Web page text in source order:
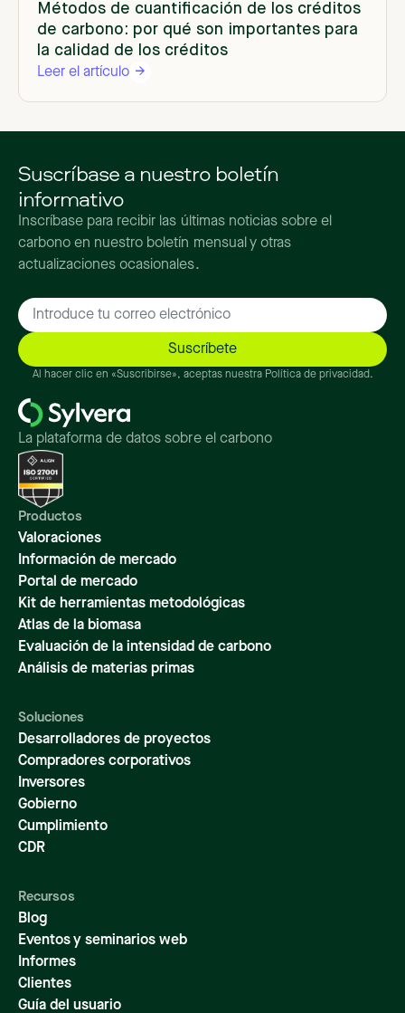
Métodos de cuantificación de los créditos
de carbono: por qué son importantes para
la calidad de los créditos
Leer el artículo
Suscríbase a nuestro boletín
informativo
Inscríbase para recibir las últimas noticias sobre el
carbono en nuestro boletín mensual y otras
actualizaciones ocasionales.
Al hacer clic en «Suscribirse», aceptas nuestra Política de privacidad.
La plataforma de datos sobre el carbono
Productos
Valoraciones
Información de mercado
Portal de mercado
Kit de herramientas metodológicas
Atlas de la biomasa
Evaluación de la intensidad de carbono
Análisis de materias primas
Soluciones
Desarrolladores de proyectos
Compradores corporativos
Inversores
Gobierno
Cumplimiento
CDR
Recursos
Blog
Eventos y seminarios web
Informes
Clientes
Guía del usuario